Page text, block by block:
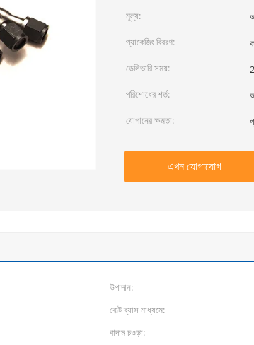
মূল্য:
প্যাকেজিং বিবরণ:
ডেলিভারি সময়:
পরিশোধের শর্ত:
যোগানের ক্ষমতা:
এখন যোগাযোগ
উপাদান:
বোল্ট ব্যাস মাধ্যমে:
বাদাম চওড়া: